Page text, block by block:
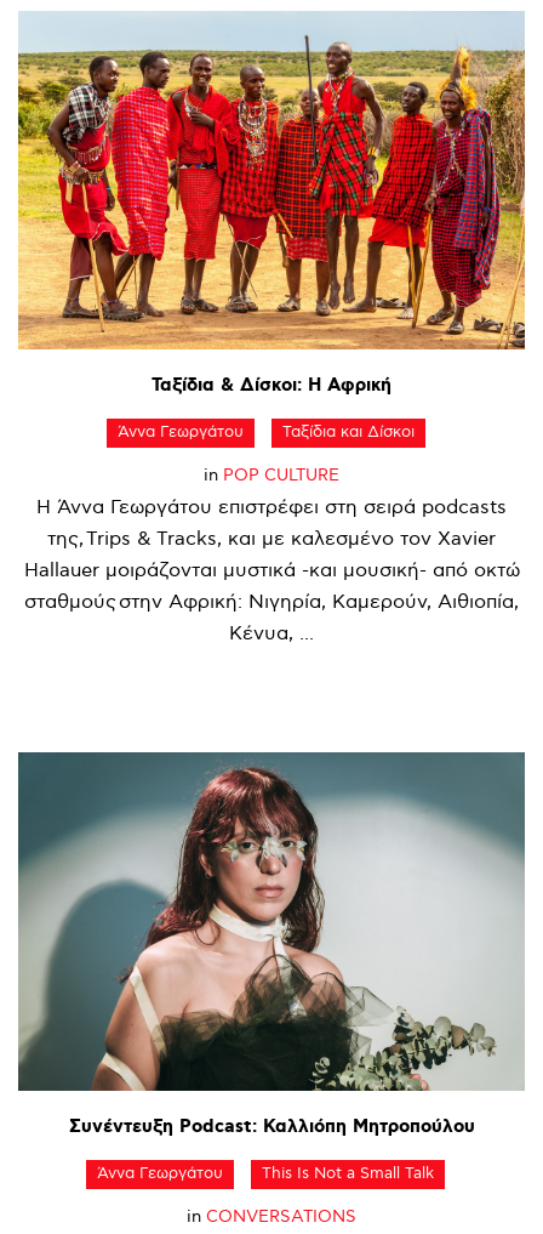
Ταξίδια & Δίσκοι: Η Αφρική
Άννα Γεωργάτου Ταξίδια και Δίσκοι
in POP CULTURE
Η Άννα Γεωργάτου επιστρέφει στη σειρά podcasts
της, Trips & Tracks, και με καλεσμένο τον Xavier
Hallauer μοιράζονται μυστικά -και μουσική- από οκτώ
σταθμούς στην Αφρική: Νιγηρία, Καμερούν, Αιθιοπία,
Κένυα, ...
Συνέντευξη Podcast: Καλλιόπη Μητροπούλου
Άννα Γεωργάτου This Is Not a Small Talk
in CONVERSATIONS